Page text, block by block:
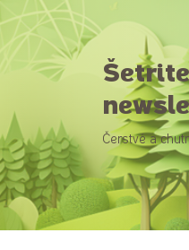
Čerstvé a